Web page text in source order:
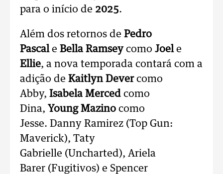
para o início de 2025.
Além dos retornos de Pedro
Pascale Bella Ramsey como Joele
Ellie, a nova temporada contará com a
adição de Kaitlyn Devercomo
Abby, Isabela Merced como
Dina, Young Mazino como
Jesse. Danny Ramirez (Top Gun:
Maverick), Taty
Gabrielle (Uncharted), Ariela
Barer (Fugitivos) e Spencer